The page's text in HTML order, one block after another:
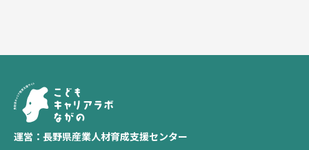
運営：長野県産業人材育成支援センター